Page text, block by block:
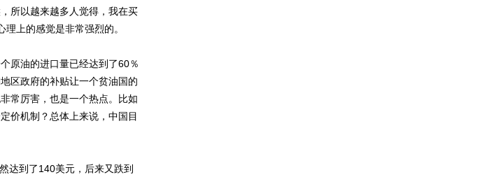
所以越来越多人觉得，我在买
上的感觉是非常强烈的。
原油的进口量已经达到了60％
区政府的补贴让一个贫油国的
常厉害，也是一个热点。比如
价机制？总体上来说，中国目
到了140美元，后来又跌到